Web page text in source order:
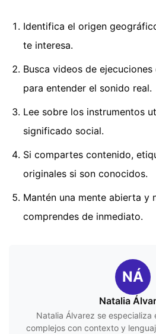
Identifica el origen
te interesa.
Busca videos de
para entender el sonido real.
Lee sobre los instrumentos
significado social.
Si compartes contenido,
originales si son conocidos.
Mantén una mente abierta y
comprendes de inmediato.
NÁ
Natalia
Natalia Álvarez se especializa
complejos con contexto y